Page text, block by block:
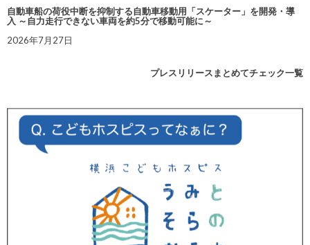
自動車船の荷役中断を抑制する自動車移動用「スケーター」を開発・導
入 ～自力走行できない車両を約5分で移動可能に～
2026年7月27日
プレスリリースまとめてチェック一覧